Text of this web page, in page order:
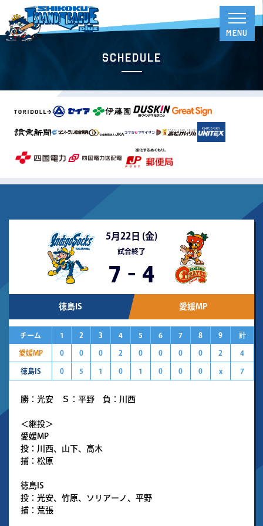
Schedule
5月22日 (金)
試合終了
7 - 4
徳島IS 愛媛MP
チーム 1 2 3 4 5 6 7 8 9 計
愛媛MP 0 0 0 2 0 0 0 0 2 4
徳島IS 0 5 1 0 1 0 0 0 x 7
勝：光安 Ｓ：平野 負：川西
＜継投＞
愛媛MP
投：川西、山下、高木
捕：松原
徳島IS
投：光安、竹原、ソリアーノ、平野
捕：荒張